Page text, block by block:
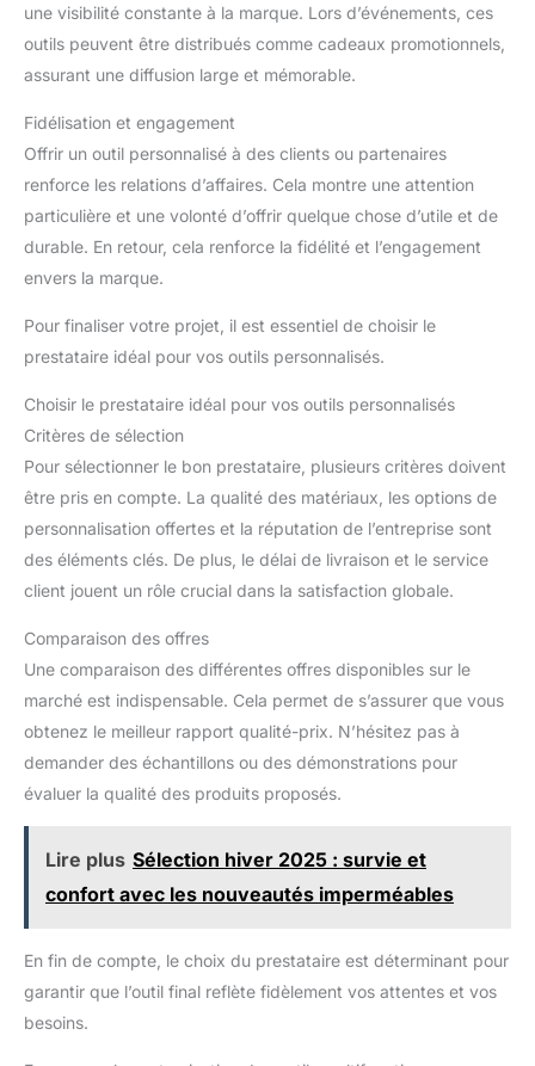
une visibilité constante à la marque. Lors d’événements, ces
outils peuvent être distribués comme cadeaux promotionnels,
assurant une diffusion large et mémorable.
Fidélisation et engagement
Offrir un outil personnalisé à des clients ou partenaires
renforce les relations d’affaires. Cela montre une attention
particulière et une volonté d’offrir quelque chose d’utile et de
durable. En retour, cela renforce la fidélité et l’engagement
envers la marque.
Pour finaliser votre projet, il est essentiel de choisir le
prestataire idéal pour vos outils personnalisés.
Choisir le prestataire idéal pour vos outils personnalisés
Critères de sélection
Pour sélectionner le bon prestataire, plusieurs critères doivent
être pris en compte. La qualité des matériaux, les options de
personnalisation offertes et la réputation de l’entreprise sont
des éléments clés. De plus, le délai de livraison et le service
client jouent un rôle crucial dans la satisfaction globale.
Comparaison des offres
Une comparaison des différentes offres disponibles sur le
marché est indispensable. Cela permet de s’assurer que vous
obtenez le meilleur rapport qualité-prix. N’hésitez pas à
demander des échantillons ou des démonstrations pour
évaluer la qualité des produits proposés.
Lire plus Sélection hiver 2025 : survie et
confort avec les nouveautés imperméables
En fin de compte, le choix du prestataire est déterminant pour
garantir que l’outil final reflète fidèlement vos attentes et vos
besoins.